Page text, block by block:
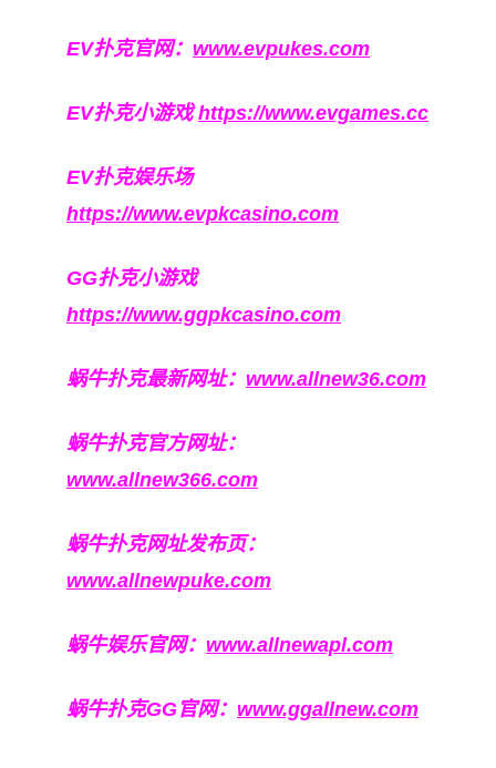
EV扑克官网： www.evpukes.com
EV扑克小游戏https://www.evgames.cc
EV扑克娱乐场
https://www.evpkcasino.com
GG扑克小游戏
https://www.ggpkcasino.com
蜗牛扑克最新网址： www.allnew36.com
蜗牛扑克官方网址：
www.allnew366.com
蜗牛扑克网址发布页：
www.allnewpuke.com
蜗牛娱乐官网： www.allnewapl.com
蜗牛扑克GG官网： www.ggallnew.com